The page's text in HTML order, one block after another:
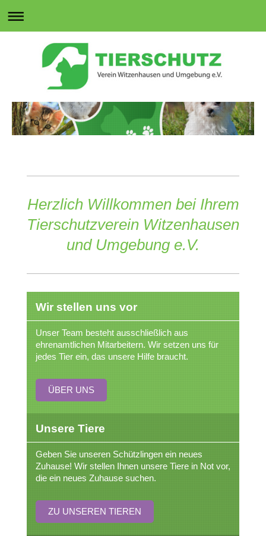
Herzlich Willkommen bei Ihrem
Tierschutzverein Witzenhausen
und Umgebung e.V.
Wir stellen uns vor
Unser Team besteht ausschließlich aus
ehrenamtlichen Mitarbeitern. Wir setzen uns für
jedes Tier ein, das unsere Hilfe braucht.
ÜBER UNS
Unsere Tiere
Geben Sie unseren Schützlingen ein neues
Zuhause! Wir stellen Ihnen unsere Tiere in Not vor,
die ein neues Zuhause suchen.
ZU UNSEREN TIEREN